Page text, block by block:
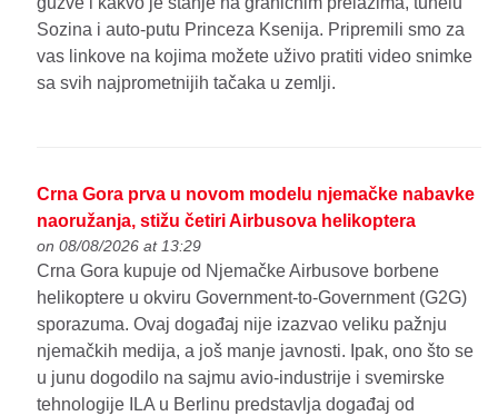
Sozina i auto-putu Princeza Ksenija. Pripremili smo za
vas linkove na kojima možete uživo pratiti video snimke
sa svih najprometnijih tačaka u zemlji.
Crna Gora prva u novom modelu njemačke nabavke
naoružanja, stižu četiri Airbusova helikoptera
on 08/08/2026 at 13:29
Crna Gora kupuje od Njemačke Airbusove borbene
helikoptere u okviru Government-to-Government (G2G)
sporazuma. Ovaj događaj nije izazvao veliku pažnju
njemačkih medija, a još manje javnosti. Ipak, ono što se
u junu dogodilo na sajmu avio-industrije i svemirske
tehnologije ILA u Berlinu predstavlja događaj od